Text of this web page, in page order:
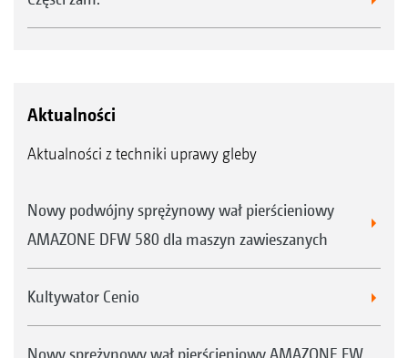
Aktualności
Aktualności z techniki uprawy gleby
Nowy podwójny sprężynowy wał pierścieniowy
AMAZONE DFW 580 dla maszyn zawieszanych
Kultywator Cenio
Nowy sprężynowy wał pierścieniowy AMAZONE FW